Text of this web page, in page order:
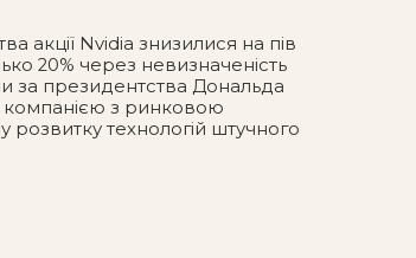
акції Nvidia знизилися на пів
20% через невизначеність
за президентства Дональда
компанією з ринковою
розвитку технологій штучного